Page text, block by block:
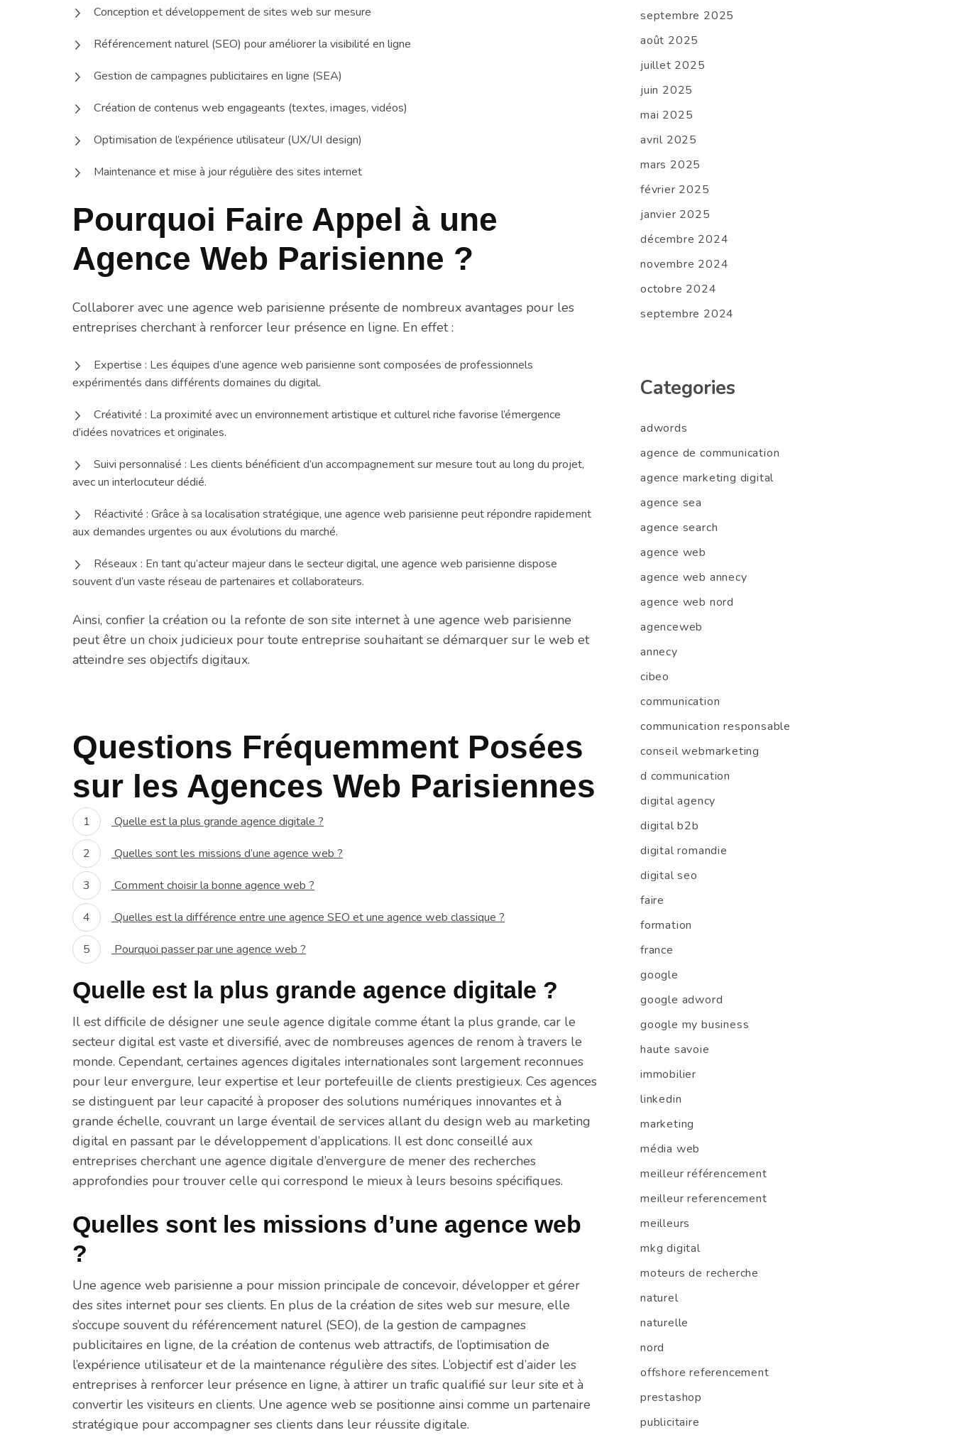
Conception et développement de sites web sur mesure
Référencement naturel (SEO) pour améliorer la visibilité en ligne
Gestion de campagnes publicitaires en ligne (SEA)
Création de contenus web engageants (textes, images, vidéos)
Optimisation de l’expérience utilisateur (UX/UI design)
Maintenance et mise à jour régulière des sites internet
Pourquoi Faire Appel à une
Agence Web Parisienne ?
Collaborer avec une agence web parisienne présente de nombreux avantages pour les
entreprises cherchant à renforcer leur présence en ligne. En effet :
Expertise : Les équipes d’une agence web parisienne sont composées de professionnels
expérimentés dans différents domaines du digital.
Créativité : La proximité avec un environnement artistique et culturel riche favorise l’émergence
d’idées novatrices et originales.
Suivi personnalisé : Les clients bénéficient d’un accompagnement sur mesure tout au long du projet,
avec un interlocuteur dédié.
Réactivité : Grâce à sa localisation stratégique, une agence web parisienne peut répondre rapidement
aux demandes urgentes ou aux évolutions du marché.
Réseaux : En tant qu’acteur majeur dans le secteur digital, une agence web parisienne dispose
souvent d’un vaste réseau de partenaires et collaborateurs.
Ainsi, confier la création ou la refonte de son site internet à une agence web parisienne
peut être un choix judicieux pour toute entreprise souhaitant se démarquer sur le web et
atteindre ses objectifs digitaux.
Questions Fréquemment Posées
sur les Agences Web Parisiennes
Quelle est la plus grande agence digitale ?
Quelles sont les missions d’une agence web ?
Comment choisir la bonne agence web ?
Quelles est la différence entre une agence SEO et une agence web classique ?
Pourquoi passer par une agence web ?
Quelle est la plus grande agence digitale ?
Il est difficile de désigner une seule agence digitale comme étant la plus grande, car le
secteur digital est vaste et diversifié, avec de nombreuses agences de renom à travers le
monde. Cependant, certaines agences digitales internationales sont largement reconnues
pour leur envergure, leur expertise et leur portefeuille de clients prestigieux. Ces agences
se distinguent par leur capacité à proposer des solutions numériques innovantes et à
grande échelle, couvrant un large éventail de services allant du design web au marketing
digital en passant par le développement d’applications. Il est donc conseillé aux
entreprises cherchant une agence digitale d’envergure de mener des recherches
approfondies pour trouver celle qui correspond le mieux à leurs besoins spécifiques.
Quelles sont les missions d’une agence web
?
Une agence web parisienne a pour mission principale de concevoir, développer et gérer
des sites internet pour ses clients. En plus de la création de sites web sur mesure, elle
s’occupe souvent du référencement naturel (SEO), de la gestion de campagnes
publicitaires en ligne, de la création de contenus web attractifs, de l’optimisation de
l’expérience utilisateur et de la maintenance régulière des sites. L’objectif est d’aider les
entreprises à renforcer leur présence en ligne, à attirer un trafic qualifié sur leur site et à
convertir les visiteurs en clients. Une agence web se positionne ainsi comme un partenaire
stratégique pour accompagner ses clients dans leur réussite digitale.
septembre 2025
août 2025
juillet 2025
juin 2025
mai 2025
avril 2025
mars 2025
février 2025
janvier 2025
décembre 2024
novembre 2024
octobre 2024
septembre 2024
Categories
adwords
agence de communication
agence marketing digital
agence sea
agence search
agence web
agence web annecy
agence web nord
agenceweb
annecy
cibeo
communication
communication responsable
conseil webmarketing
d communication
digital agency
digital b2b
digital romandie
digital seo
faire
formation
france
google
google adword
google my business
haute savoie
immobilier
linkedin
marketing
média web
meilleur référencement
meilleur referencement
meilleurs
mkg digital
moteurs de recherche
naturel
naturelle
nord
offshore referencement
prestashop
publicitaire